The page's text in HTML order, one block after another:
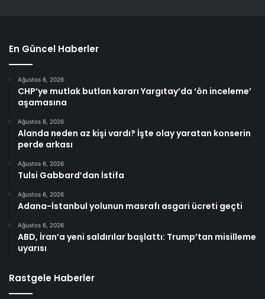
En Güncel Haberler
Ağustos 6, 2026
CHP’ye mutlak butlan kararı Yargıtay’da ‘ön inceleme’
aşamasına
Ağustos 6, 2026
Alanda neden az kişi vardı? İşte olay yaratan konserin
perde arkası
Ağustos 6, 2026
Tulsi Gabbard’dan İstifa
Ağustos 6, 2026
Adana-İstanbul yolunun masrafı asgari ücreti geçti
Ağustos 6, 2026
ABD, İran’a yeni saldırılar başlattı: Trump’tan misilleme
uyarısı
Rastgele Haberler